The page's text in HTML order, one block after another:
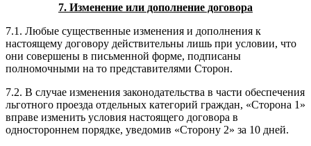
7. Изменение или дополнение договора
7.1. Любые существенные изменения и дополнения к
настоящему договору действительны лишь при условии, что
они совершены в письменной форме, подписаны
полномочными на то представителями Сторон.
7.2. В случае изменения законодательства в части обеспечения
льготного проезда отдельных категорий граждан, «Сторона 1»
вправе изменить условия настоящего договора в
одностороннем порядке, уведомив «Сторону 2» за 10 дней.